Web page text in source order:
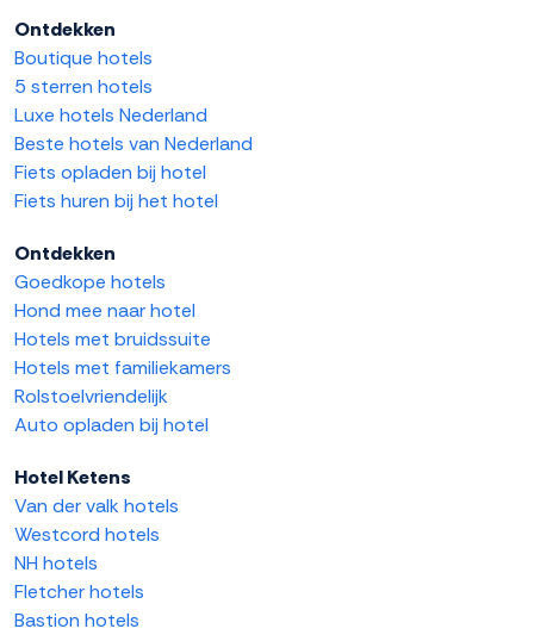
Ontdekken
Boutique hotels
5 sterren hotels
Luxe hotels Nederland
Beste hotels van Nederland
Fiets opladen bij hotel
Fiets huren bij het hotel
Ontdekken
Goedkope hotels
Hond mee naar hotel
Hotels met bruidssuite
Hotels met familiekamers
Rolstoelvriendelijk
Auto opladen bij hotel
Hotel Ketens
Van der valk hotels
Westcord hotels
NH hotels
Fletcher hotels
Bastion hotels